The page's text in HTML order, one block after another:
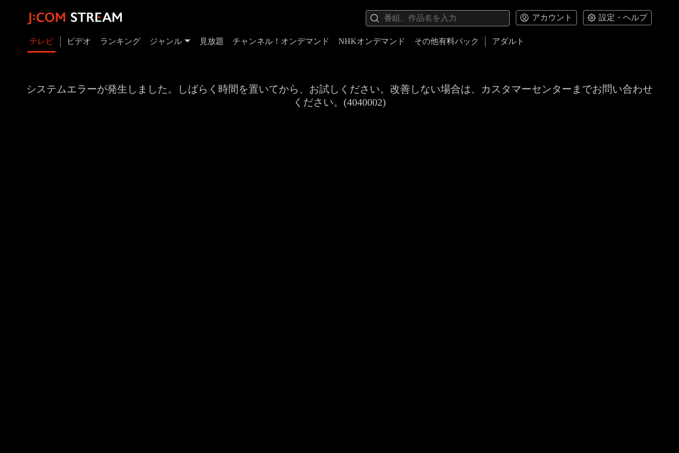
アカウント 設定・ヘルプ
テレビ ビデオ ランキング ジャンル 見放題 チャンネル！オンデマンド NHKオンデマンド その他有料パック アダルト
システムエラーが発生しました。しばらく時間を置いてから、お試しください。改善しない場合は、カスタマーセンターまでお問い合わせ
ください。(4040002)